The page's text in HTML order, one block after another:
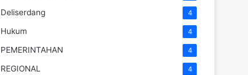
Deliserdang 4
Hukum 4
PEMERINTAHAN 4
REGIONAL 4